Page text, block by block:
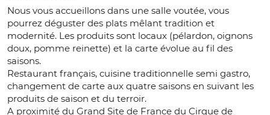
Nous vous accueillons dans une salle voutée, vous
pourrez déguster des plats mêlant tradition et
modernité. Les produits sont locaux (pélardon, oignons
doux, pomme reinette) et la carte évolue au fil des
saisons.
Restaurant français, cuisine traditionnelle semi gastro,
changement de carte aux quatre saisons en suivant les
produits de saison et du terroir.
A proximité du Grand Site de France du Cirque de